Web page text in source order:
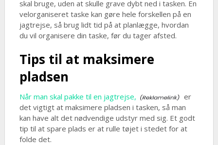
skal bruge, uden at skulle grave dybt ned i tasken. En
velorganiseret taske kan gøre hele forskellen på en
jagtrejse, så brug lidt tid på at planlægge, hvordan
du vil organisere din taske, før du tager afsted.
Tips til at maksimere
pladsen
Når man skal pakke til en jagtrejse,
er
det vigtigt at maksimere pladsen i tasken, så man
kan have alt det nødvendige udstyr med sig. Et godt
tip til at spare plads er at rulle tøjet i stedet for at
folde det.